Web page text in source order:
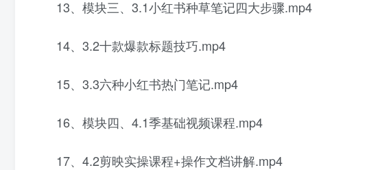
13、模块三、3.1小红书种草笔记四大步骤.mp4
14、3.2十款爆款标题技巧.mp4
15、3.3六种小红书热门笔记.mp4
16、模块四、4.1季基础视频课程.mp4
17、4.2剪映实操课程+操作文档讲解.mp4